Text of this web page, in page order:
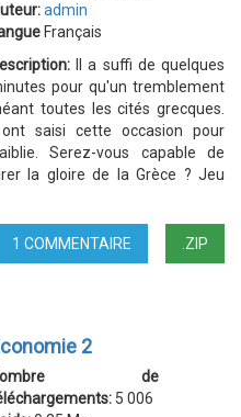
admin
Français
Il a suffi de quelques
pour qu'un tremblement
toutes les cités grecques.
saisi cette occasion pour
Serez-vous capable de
la gloire de la Grèce ? Jeu
.ZIP
1 COMMENTAIRE
2
de
5 006